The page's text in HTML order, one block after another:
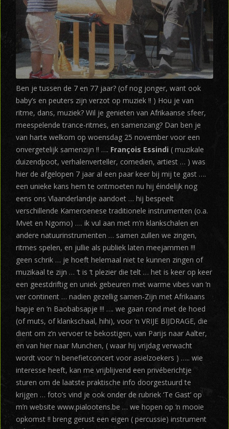
Ben je tussen de 7 en 77 jaar? (of nog jonger, want ook
baby’s en peuters zijn verzot op muziek !! ) Hou je van
ritme, dans, muziek? Wil je genieten van Afrikaanse sfeer,
meespelende trance-ritmes, en samenzang? Dan ben je
van harte welkom op woensdag 25 november voor een
onvergetelijk samenzijn !! …. François Essindi ( muzikale
duizendpoot, verhalenverteller, comedien, artiest … ) was
hier de afgelopen 7 jaar al een paar keer bij mij te gast ….
een unieke kans hem te ontmoeten nu hij éindelijk nog
eens ons Vlaanderlandje aandoet … hij bespeelt
verschillende Kameroenese traditionele instrumenten (o.a.
Mvet en Ngomo) …. ik vul aan met m’n klankschalen en
andere natuurinstrumenten … samen zullen we zingen,
ritmes spelen, en jullie als publiek laten meejammen !!!
geen schrik … je hoeft helemaal niet te kunnen zingen of
muzikaal te zijn … ‘t is ‘t plezier die telt … het is keer op keer
een geestdriftig en uniek gebeuren met warme vibes van ‘n
ver continent … nadien gezellig samen-Zijn met Afrikaans
hapje en ‘n Baobabsapje !!! …. we gaan rond met de hoed
(of muts, of klankschaal, hihi), voor ‘n VRIJE BIJDRAGE, die
dient om z’n vervoer te bekostigen, van Parijs naar Aalter,
en van hier naar Munchen, ( waar hij vrijdag verwacht
wordt voor ‘n benefietconcert voor asielzoekers ) ….. wie
interesse heeft, kan me vrijblijvend een privéberichtje
sturen om de laatste praktische info doorgestuurd te
krijgen … foto’s vind je ook onder de rubriek ‘Te Gast’ op
m’n website www.pialootens.be … we hopen op ‘n mooie
opkomst !! breng gerust een eigen ( percussie) instrument